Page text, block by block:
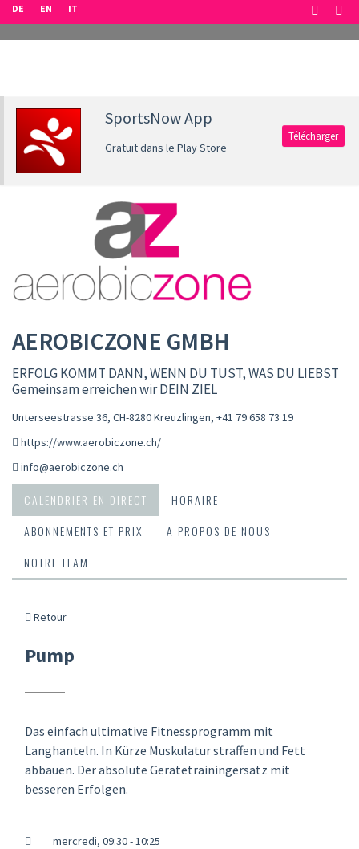
DE EN IT
SportsNow App
Gratuit dans le Play Store
Télécharger
AEROBICZONE GMBH
ERFOLG KOMMT DANN, WENN DU TUST, WAS DU LIEBST
Gemeinsam erreichen wir DEIN ZIEL
Unterseestrasse 36, CH-8280 Kreuzlingen, +41 79 658 73 19
https://www.aerobiczone.ch/
info@aerobiczone.ch
CALENDRIER EN DIRECT
HORAIRE
ABONNEMENTS ET PRIX
A PROPOS DE NOUS
NOTRE TEAM
Retour
Pump
Das einfach ultimative Fitnessprogramm mit
Langhanteln. In Kürze Muskulatur straffen und Fett
abbauen. Der absolute Gerätetrainingersatz mit
besseren Erfolgen.
mercredi, 09:30 - 10:25